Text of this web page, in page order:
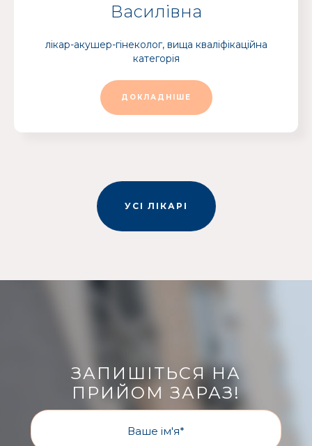
Василівна
лікар-акушер-гінеколог, вища кваліфікаційна
категорія
ДОКЛАДНІШЕ
УСІ ЛІКАРІ
ЗАПИШІТЬСЯ НА
ПРИЙОМ ЗАРАЗ!